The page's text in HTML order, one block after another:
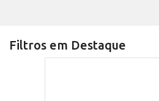
Filtros em Destaque